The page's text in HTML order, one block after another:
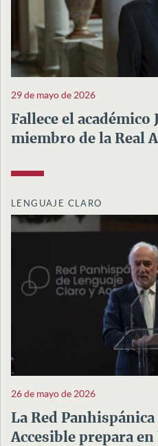
29 de mayo de 2026
Fallece el académico
miembro de la Real
LENGUAJE CLARO
26 de mayo de 2026
La Red
Accesible prepara en